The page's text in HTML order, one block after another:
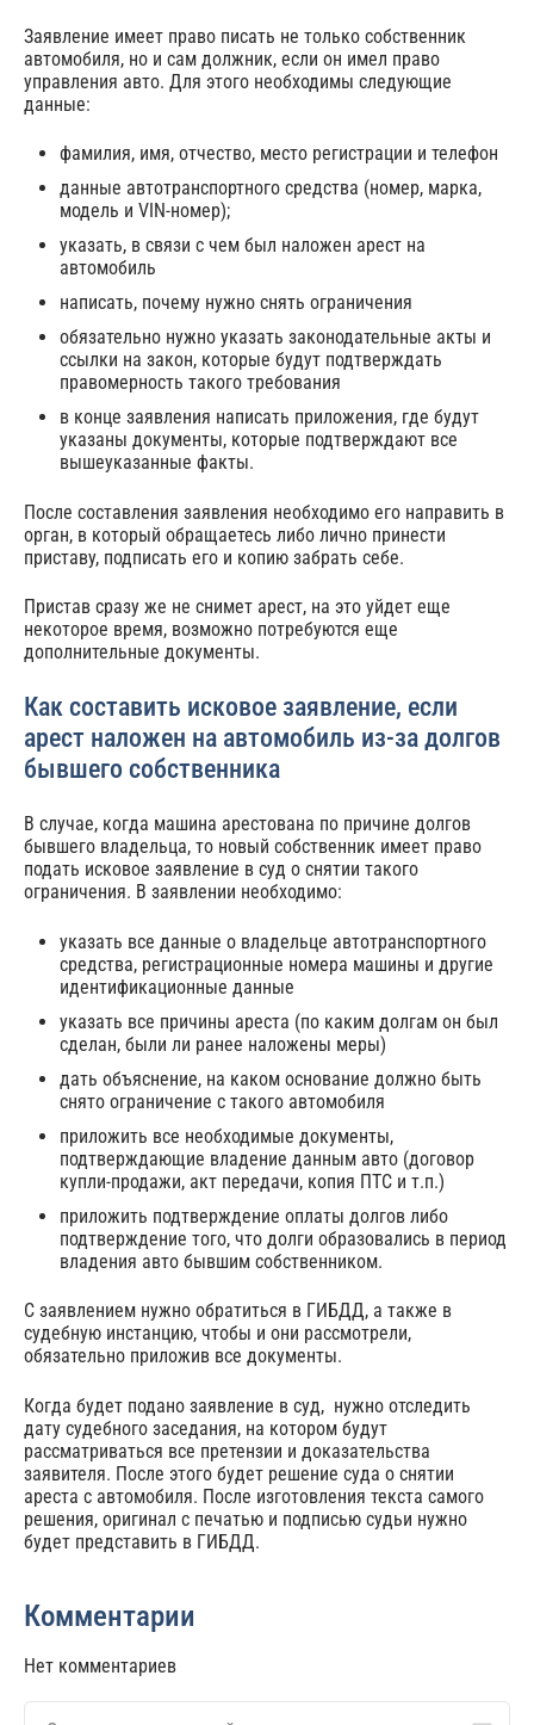
Заявление имеет право писать не только собственник
автомобиля, но и сам должник, если он имел право
управления авто. Для этого необходимы следующие
данные:
фамилия, имя, отчество, место регистрации и телефон
данные автотранспортного средства (номер, марка,
модель и VIN-номер);
указать, в связи с чем был наложен арест на
автомобиль
написать, почему нужно снять ограничения
обязательно нужно указать законодательные акты и
ссылки на закон, которые будут подтверждать
правомерность такого требования
в конце заявления написать приложения, где будут
указаны документы, которые подтверждают все
вышеуказанные факты.
После составления заявления необходимо его направить в
орган, в который обращаетесь либо лично принести
приставу, подписать его и копию забрать себе.
Пристав сразу же не снимет арест, на это уйдет еще
некоторое время, возможно потребуются еще
дополнительные документы.
Как составить исковое заявление, если
арест наложен на автомобиль из-за долгов
бывшего собственника
В случае, когда машина арестована по причине долгов
бывшего владельца, то новый собственник имеет право
подать исковое заявление в суд о снятии такого
ограничения. В заявлении необходимо:
указать все данные о владельце автотранспортного
средства, регистрационные номера машины и другие
идентификационные данные
указать все причины ареста (по каким долгам он был
сделан, были ли ранее наложены меры)
дать объяснение, на каком основание должно быть
снято ограничение с такого автомобиля
приложить все необходимые документы,
подтверждающие владение данным авто (договор
купли-продажи, акт передачи, копия ПТС и т.п.)
приложить подтверждение оплаты долгов либо
подтверждение того, что долги образовались в период
владения авто бывшим собственником.
С заявлением нужно обратиться в ГИБДД, а также в
судебную инстанцию, чтобы и они рассмотрели,
обязательно приложив все документы.
Когда будет подано заявление в суд, нужно отследить
дату судебного заседания, на котором будут
рассматриваться все претензии и доказательства
заявителя. После этого будет решение суда о снятии
ареста с автомобиля. После изготовления текста самого
решения, оригинал с печатью и подписью судьи нужно
будет представить в ГИБДД.
Комментарии
Нет комментариев